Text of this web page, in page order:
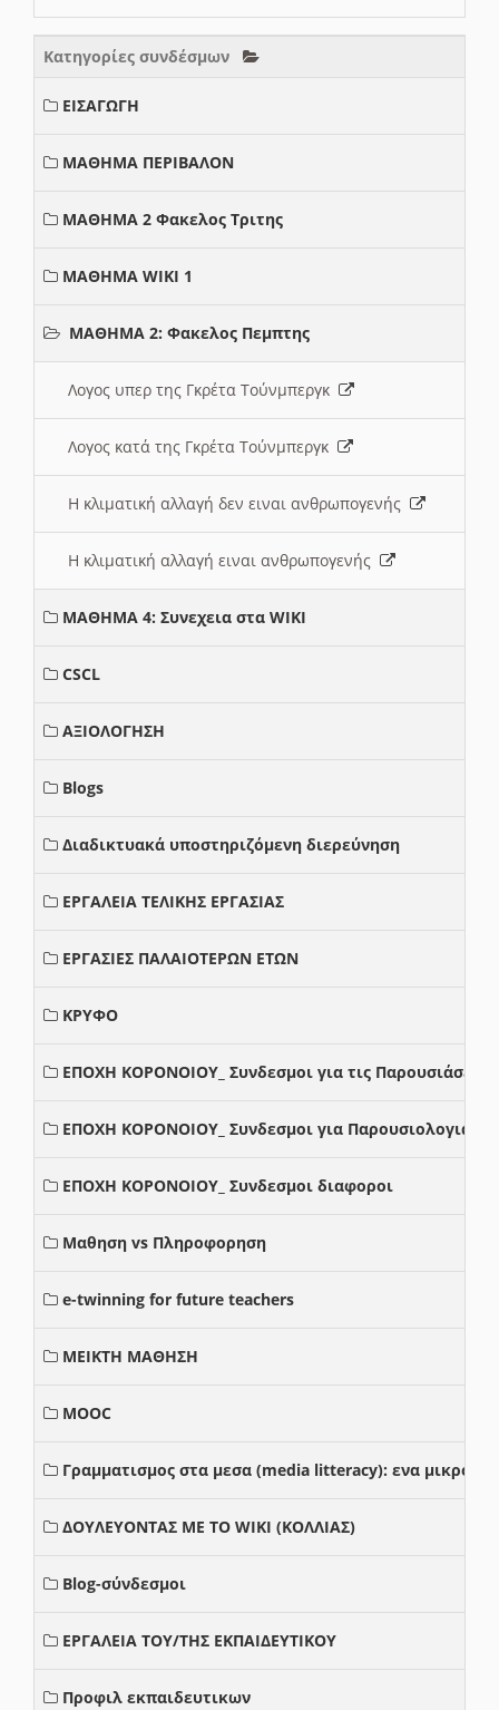
Κατηγορίες συνδέσμων
ΕΙΣΑΓΩΓΗ
ΜΑΘΗΜΑ ΠΕΡΙΒΑΛΟΝ
ΜΑΘΗΜΑ 2 Φακελος Τριτης
ΜΑΘΗΜΑ WIKI 1
ΜΑΘΗΜΑ 2: Φακελος Πεμπτης
Λογος υπερ της Γκρέτα Τούνμπεργκ
Λογος κατά της Γκρέτα Τούνμπεργκ
Η κλιματική αλλαγή δεν ειναι ανθρωπογενής
Η κλιματική αλλαγή ειναι ανθρωπογενής
ΜΑΘΗΜΑ 4: Συνεχεια στα WIKI
CSCL
ΑΞΙΟΛΟΓΗΣΗ
Blogs
Διαδικτυακά υποστηριζόμενη διερεύνηση
ΕΡΓΑΛΕΙΑ ΤΕΛΙΚΗΣ ΕΡΓΑΣΙΑΣ
ΕΡΓΑΣΙΕΣ ΠΑΛΑΙΟΤΕΡΩΝ ΕΤΩΝ
ΚΡΥΦΟ
ΕΠΟΧΗ ΚΟΡΟΝΟΙΟΥ_ Συνδεσμοι για τις Παρουσιάσεις
ΕΠΟΧΗ ΚΟΡΟΝΟΙΟΥ_ Συνδεσμοι για Παρουσιολογια
ΕΠΟΧΗ ΚΟΡΟΝΟΙΟΥ_ Συνδεσμοι διαφοροι
Μαθηση vs Πληροφορηση
e-twinning for future teachers
ΜΕΙΚΤΗ ΜΑΘΗΣΗ
MOOC
Γραμματισμος στα μεσα (media litteracy): ενα μικρο
ΔΟΥΛΕΥΟΝΤΑΣ ΜΕ ΤΟ WIKI (ΚΟΛΛΙΑΣ)
Blog-σύνδεσμοι
ΕΡΓΑΛΕΙΑ ΤΟΥ/ΤΗΣ ΕΚΠΑΙΔΕΥΤΙΚΟΥ
Προφιλ εκπαιδευτικων